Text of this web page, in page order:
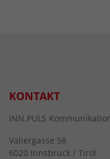
KONTAKT
INN.PULS
Valiergasse 58
6020 Innsbruck / Tirol